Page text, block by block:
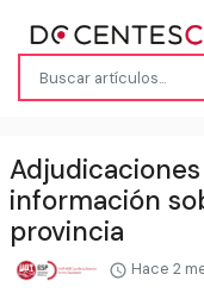
información
provincia
Hace 2